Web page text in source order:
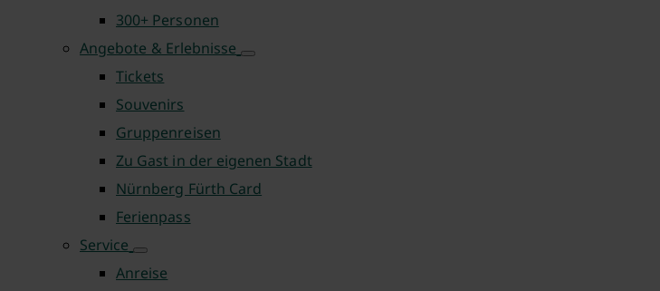
300+ Personen
Angebote & Erlebnisse
Tickets
Souvenirs
Gruppenreisen
Zu Gast in der eigenen Stadt
Nürnberg Fürth Card
Ferienpass
Service
Anreise